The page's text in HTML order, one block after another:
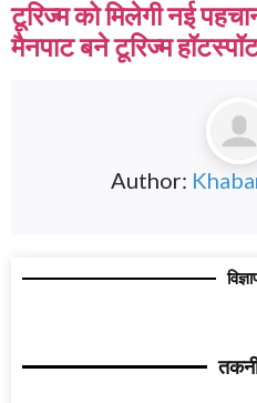
टूरिज्म को मिलेगी नई
मैनपाट बने टूरिज्म
Author: